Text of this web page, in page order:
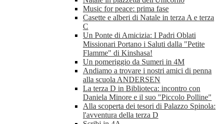
Music for peace: prima fase
Casette e alberi di Natale in terza A e terza
C
Un Ponte di Amicizia: I Padri Oblati
Missionari Portano i Saluti dalla "Petite
Flamme" di Kinshasa!
Un pomeriggio da Sumeri in 4M
Andiamo a trovare i nostri amici di penna
alla scuola ANDERSEN
La terza D in Biblioteca: incontro con
Daniela Minore e il suo "Piccolo Polline"
Alla scoperta dei tesori di Palazzo Spinola:
l'avventura della terza D